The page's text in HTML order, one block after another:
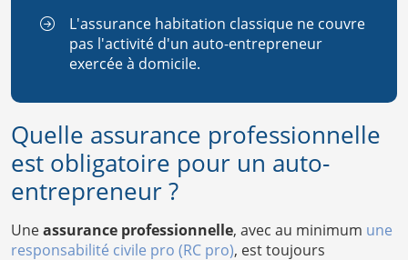
L'assurance habitation classique ne couvre
pas l'activité d'un auto-entrepreneur
exercée à domicile.
Quelle assurance professionnelle
est obligatoire pour un auto-
entrepreneur ?
Uneassurance professionnelle, avec au minimum une
responsabilité civile pro (RC pro), est toujours